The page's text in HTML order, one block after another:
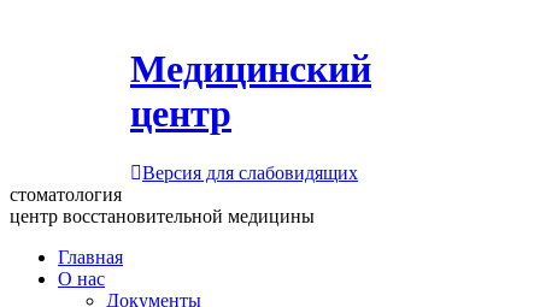
Медицинский
центр
Версия для слабовидящих
стоматология
центр восстановительной медицины
Главная
О нас
Документы